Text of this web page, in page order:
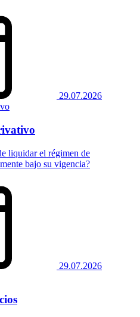
29.07.2026
liquidar el régimen de
bajo su vigencia?
29.07.2026